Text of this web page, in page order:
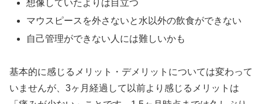
想像していたよりは目立つ
マウスピースを外さないと水以外の飲食ができない
自己管理ができない人には難しいかも
基本的に感じるメリット・デメリットについては変わって
いませんが、3ヶ月経過して以前より感じるメリットは